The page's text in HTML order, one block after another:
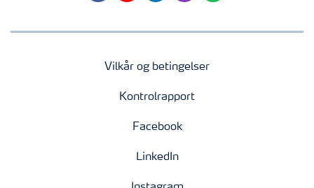
Vilkår og betingelser
Kontrolrapport
Facebook
LinkedIn